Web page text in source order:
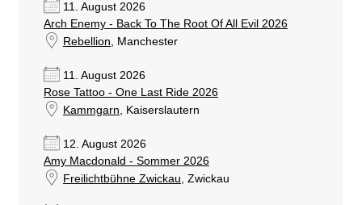
11. August 2026
Arch Enemy - Back To The Root Of All Evil 2026
Rebellion, Manchester
11. August 2026
Rose Tattoo - One Last Ride 2026
Kammgarn, Kaiserslautern
12. August 2026
Amy Macdonald - Sommer 2026
Freilichtbühne Zwickau, Zwickau